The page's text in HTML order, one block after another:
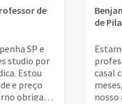
de
SP e
studio por
Estou
e preço
obrigada.
de
casal
nosso